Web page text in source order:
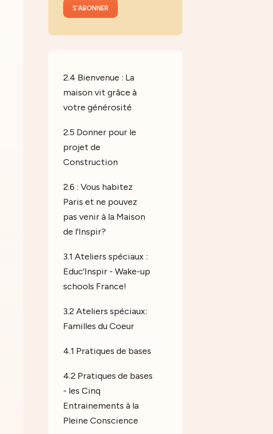
2.4 Bienvenue : La
maison vit grâce à
votre générosité
2.5 Donner pour le
projet de
Construction
2.6 : Vous habitez
Paris et ne pouvez
pas venir à la Maison
de l'Inspir?
3.1 Ateliers spéciaux :
Educ'Inspir - Wake-up
schools France!
3.2 Ateliers spéciaux:
Familles du Coeur
4.1 Pratiques de bases
4.2 Pratiques de bases
- les Cinq
Entrainements à la
Pleine Conscience